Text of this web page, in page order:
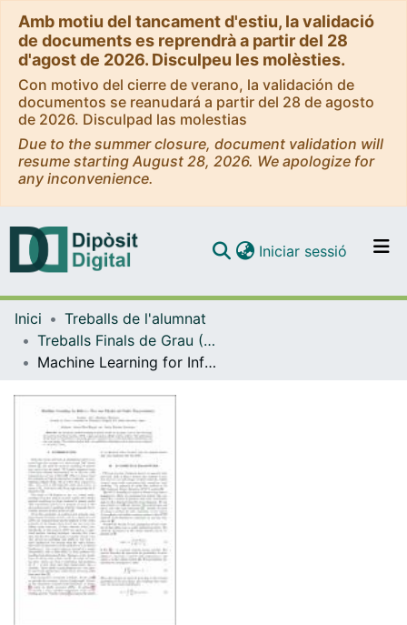
Amb motiu del tancament d'estiu, la validació
de documents es reprendrà a partir del 28
d'agost de 2026. Disculpeu les molèsties.
Con motivo del cierre de verano, la validación de
documentos se reanudará a partir del 28 de agosto
de 2026. Disculpad las molestias
Due to the summer closure, document validation will
resume starting August 28, 2026. We apologize for
any inconvenience.
Navega per tot el DD
Com publicar
Iniciar sessió (current)
Inici
Treballs de l'alumnat
Treballs Finals de Grau (TFG) - Física
Machine Learning for Infinite Neutron Matter at Finite Temperatures